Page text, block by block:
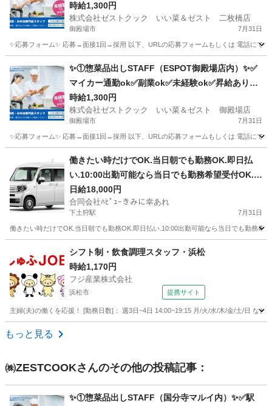
給あり✅週2～ok✅扶養内ok
時給1,300円
株式会社ゼストクック いい菜＆ゼスト 二枚橋店
御殿場市 7月31日
✨応募フォーム✨ 応募→面接1回→採用 以下、URLの応募フォームもしくは 電話にて
キッチン 業務スーパー
✨①惣菜品出しSTAFF（ESPOT御殿場店内）✨✅
マイカー通勤ok✅副業ok✅未経験ok✅昇給あり✅
週2～ok✅扶養内ok
時給1,300円
株式会社ゼストクック いい菜＆ゼスト 御殿場店
御殿場市 7月31日
✨応募フォーム✨ 応募→面接1回→採用 以下、URLの応募フォームもしくは 電話にて
キッチン スタッフ
働きたい時だけでOK.当日朝でも勤務OK.即日払
い.10:00出勤可能なら当日でも勤務希望受付OK.未
経験老若男女OK年齢制限なし.希望日のみOK.10月
までの期間でさくらんぼ、桃、ぶどう集荷のみ運
搬スタッフ.軽貨物黒ナンバー持ち込み可能者
日給18,000円
合同会社ﾊﾋﾟｭｰきみに幸あれ
下土狩駅 7月31日
働きたい時だけでOK.当日朝でも勤務OK.即日払い.10:00出勤可能なら当日でも勤務
下土狩駅 飲食 スタッフ
シフト制・飲食調理スタッフ・浜松
時給1,170円
フジ産業株式会社
浜松市 提携サイト
主婦(夫)の働くを応援！ [勤務日数]： 週3日~4日 14:00~19:15 月/火/水/木/金/土/日 な
静岡 浜松市
もっと見る
㈱ZESTCOOKさんのその他の投稿記事：
✨①惣菜品出しSTAFF（国分寺マルイ内）✨✅駅